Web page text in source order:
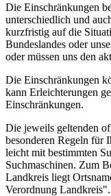
Die Einschränkungen
unterschiedlich und
kurzfristig auf die
Bundeslandes oder
oder müssen uns den
Die Einschränkungen
kann Erleichterungen
Einschränkungen.
Die jeweils geltenden
besonderen Regeln für
leicht mit bestimmten
Suchmaschinen. Zum
Landkreis liegt
Verordnung Landkreis".